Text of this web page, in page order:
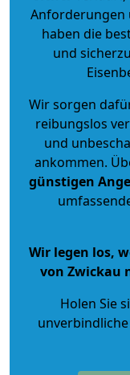
Anforderungen
haben die
und
Wir sorgen
reibungslos
und
ankommen.
günstigen
Wir legen los,
von Zwickau
Holen Sie